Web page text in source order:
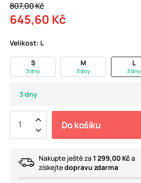
807,00 Kč
645,60 Kč
Velikost: L
S
3 dny
M
3 dny
L
3 dny
3 dny
Do košíku
Nakupte ještě za 1 299,00 Kča
získejtedopravu zdarma